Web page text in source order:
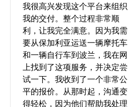
我很高兴发现这个平台来组织
我的交付。整个过程非常顺
利，让我完全满意。因为我需
要从保加利亚运送一辆摩托车
和一辆自行车到波兰，我在网
上找到了这项服务，并决定尝
试一下。我收到了一个非常公
平的报价。从那时起，沟通变
得轻松，因为他们帮助我处理